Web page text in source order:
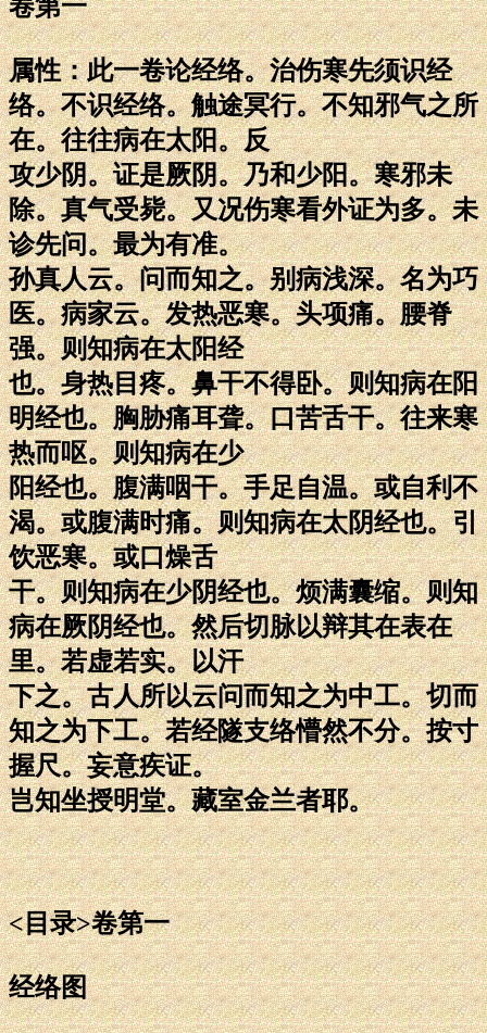
卷第一
属性：此一卷论经络。治伤寒先须识经
络。不识经络。触途冥行。不知邪气之所
在。往往病在太阳。反
攻少阴。证是厥阴。乃和少阳。寒邪未
除。真气受毙。又况伤寒看外证为多。未
诊先问。最为有准。
孙真人云。问而知之。别病浅深。名为巧
医。病家云。发热恶寒。头项痛。腰脊
强。则知病在太阳经
也。身热目疼。鼻干不得卧。则知病在阳
明经也。胸胁痛耳聋。口苦舌干。往来寒
热而呕。则知病在少
阳经也。腹满咽干。手足自温。或自利不
渴。或腹满时痛。则知病在太阴经也。引
饮恶寒。或口燥舌
干。则知病在少阴经也。烦满囊缩。则知
病在厥阴经也。然后切脉以辩其在表在
里。若虚若实。以汗
下之。古人所以云问而知之为中工。切而
知之为下工。若经隧支络懵然不分。按寸
握尺。妄意疾证。
岂知坐授明堂。藏室金兰者耶。
<目录>卷第一
经络图